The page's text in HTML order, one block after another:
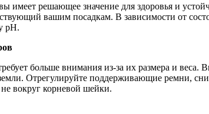
имеет решающее значение для здоровья и
вашим посадкам. В зависимости от
pH.
больше внимания из-за их размера и
Отрегулируйте поддерживающие ремни,
вокруг корневой шейки.